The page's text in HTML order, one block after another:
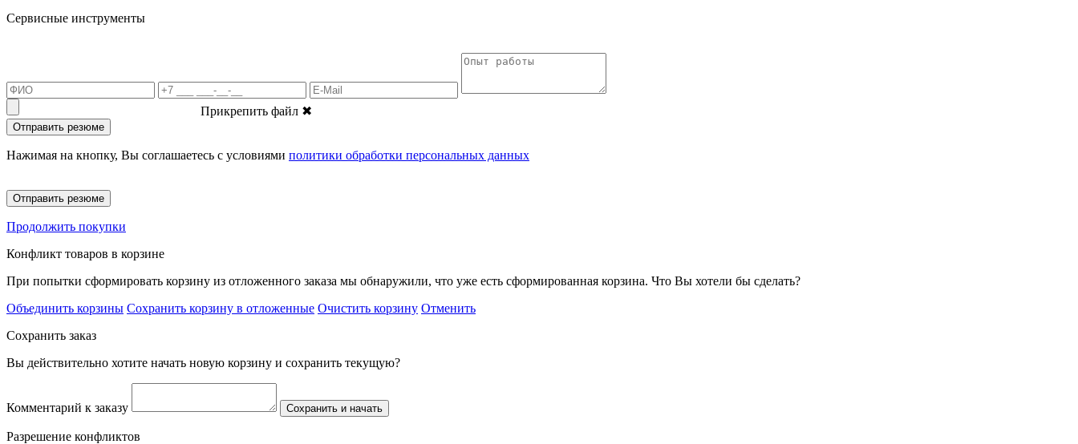
Сервисные инструменты
Прикрепить файл ✖
Отправить резюме
Нажимая на кнопку, Вы соглашаетесь с условиями политики обработки персональных данных
Отправить резюме
Продолжить покупки
Конфликт товаров в корзине
При попытки сформировать корзину из отложенного заказа мы обнаружили, что уже есть сформированная корзина. Что Вы хотели бы сделать?
Объединить корзины Сохранить корзину в отложенные Очистить корзину Отменить
Сохранить заказ
Вы действительно хотите начать новую корзину и сохранить текущую?
Комментарий к заказу Сохранить и начать
Разрешение конфликтов